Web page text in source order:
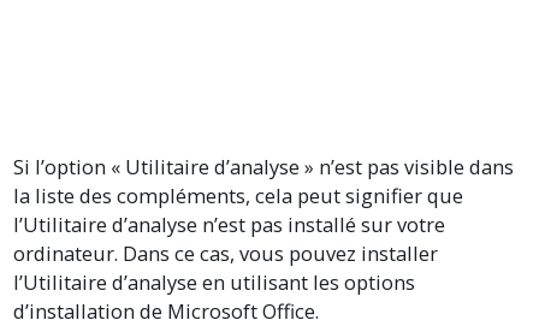
Si l’option « Utilitaire d’analyse » n’est pas visible dans
la liste des compléments, cela peut signifier que
l’Utilitaire d’analyse n’est pas installé sur votre
ordinateur. Dans ce cas, vous pouvez installer
l’Utilitaire d’analyse en utilisant les options
d’installation de Microsoft Office.